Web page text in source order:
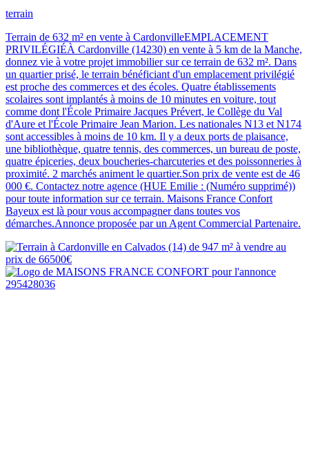
terrain
Terrain de 632 m² en vente à CardonvilleEMPLACEMENT
PRIVILÉGIÉÀ Cardonville (14230) en vente à 5 km de la Manche,
donnez vie à votre projet immobilier sur ce terrain de 632 m². Dans
un quartier prisé, le terrain bénéficiant d'un emplacement privilégié
est proche des commerces et des écoles. Quatre établissements
scolaires sont implantés à moins de 10 minutes en voiture, tout
comme dont l'École Primaire Jacques Prévert, le Collège du Val
d'Aure et l'École Primaire Jean Marion. Les nationales N13 et N174
sont accessibles à moins de 10 km. Il y a deux ports de plaisance,
une bibliothèque, quatre tennis, des commerces, un bureau de poste,
quatre épiceries, deux boucheries-charcuteries et des poissonneries à
proximité. 2 marchés animent le quartier.Son prix de vente est de 46
000 €. Contactez notre agence (HUE Emilie : (Numéro supprimé))
pour toute information sur ce terrain. Maisons France Confort
Bayeux est là pour vous accompagner dans toutes vos
démarches.Annonce proposée par un Agent Commercial Partenaire.